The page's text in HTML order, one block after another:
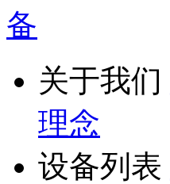
备
关于我们
理念
设备列表